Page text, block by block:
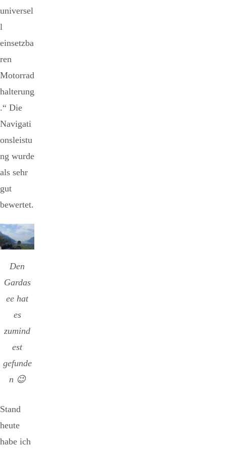
universel
l
einsetzba
ren
Motorrad
halterung
.“ Die
Navigati
onsleistu
ng wurde
als sehr
gut
bewertet.
Den
Gardas
ee hat
es
zumind
est
gefunde
n 😉
Stand
heute
habe ich